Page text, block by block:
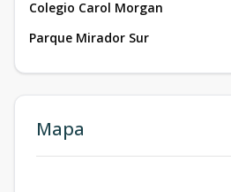
Colegio Carol Morgan
Parque Mirador Sur
Mapa